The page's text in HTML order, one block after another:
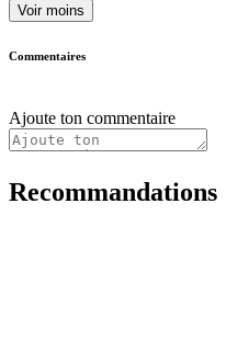
Voir moins
Commentaires
Ajoute ton commentaire
Recommandations